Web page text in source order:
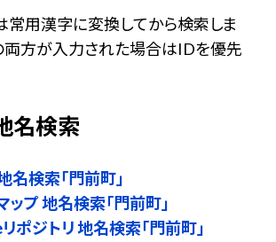
常用漢字に変換してから検索しま
両方が入力された場合はIDを優先
名検索
名検索「門前町」
プ 地名検索「門前町」
ポジトリ 地名検索「門前町」